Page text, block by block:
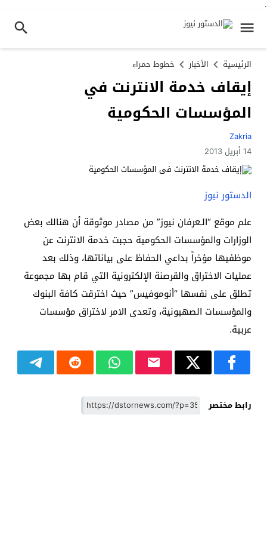
.
الرئيسية الأخبار خطوط حمراء
إيقاف خدمة الانترنت في
المؤسسات الحكومية
Zakria
14 أبريل 2013
الدستور نيوز
علم موقع “الـعرفان نيوز” من مصادر موثوقة أن هنالك بعض
الوزارات والمؤسسات الحكومية حجبت خدمة الانترنت عن
موظفيها مؤخراً بداعي الحفاظ على بياناتها، وذلك بعد
عمليات الاختراق والقرصنة الإلكترونية التي قام بها مجموعة
تطلق على نفسها “أنوموفيس” حيث اخترقت كافة البنوك
والمؤسسات الصهيونية، وتعدى الامر لاختراق مؤسسات
عربية.
رابط مختصر